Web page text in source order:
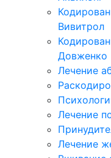
Вивитрол
Довженко
Лечение
Лечение
Лечение